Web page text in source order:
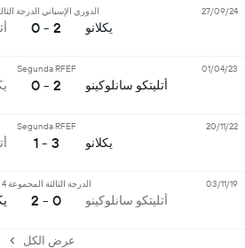
يكلانو
الدوري الإسباني الدرجة
2 - 0
27/09/24
أتليتكو سانلوكينو
Segunda RFEF
2 - 0
01/04/23
يكلانو
Segunda RFEF
3 - 1
20/11/22
أتليتكو سانلوكينو
الدرجة الثالثة المجموعة 4
0 - 2
03/11/19
عرض الكل